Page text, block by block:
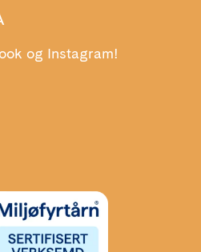
og Instagram!